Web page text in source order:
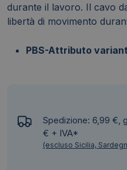
durante il lavoro. Il cavo
libertà di movimento
PBS-Attributo
Spedizione: 6,99 €,
€ + IVA*
(escluso Sicilia,